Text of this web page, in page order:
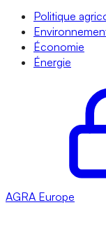
Politique
Économie
Énergie
AGRA Europe